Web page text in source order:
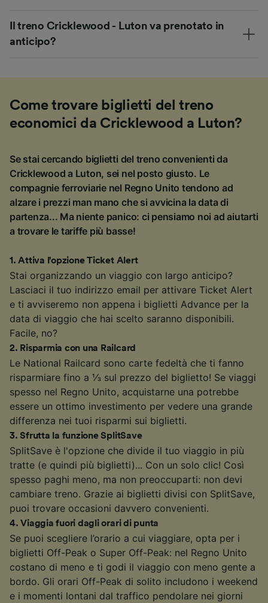
Il treno Cricklewood - Luton va prenotato in
anticipo?
Come trovare biglietti del treno
economici da Cricklewood a Luton?
Se stai cercando biglietti del treno convenienti da
Cricklewood a Luton, sei nel posto giusto. Le
compagnie ferroviarie nel Regno Unito tendono ad
alzare i prezzi man mano che si avvicina la data di
partenza... Ma niente panico: ci pensiamo noi ad aiutarti
a trovare le tariffe più basse!
1 .Attiva l'opzione Ticket Alert
Stai organizzando un viaggio con largo anticipo?
Lasciaci il tuo indirizzo email per attivare Ticket Alert
e ti avviseremo non appena i biglietti Advance per la
data di viaggio che hai scelto saranno disponibili.
Facile, no?
2. Risparmia con una Railcard
Le National Railcard sono carte fedeltà che ti fanno
risparmiare fino a ⅓ sul prezzo del biglietto! Se viaggi
spesso nel Regno Unito, acquistarne una potrebbe
essere un ottimo investimento per vedere una grande
differenza nei tuoi risparmi sui biglietti.
3.Sfrutta la funzione SplitSave
SplitSave è l'opzione che divide il tuo viaggio in più
tratte (e quindi più biglietti)... Con un solo clic! Così
spesso paghi meno, ma non preoccuparti: non devi
cambiare treno. Grazie ai biglietti divisi con SplitSave,
puoi trovare occasioni davvero convenienti.
4.Viaggia fuori dagli orari di punta
Se puoi scegliere l’orario a cui viaggiare, opta per i
biglietti Off-Peak o Super Off-Peak: nel Regno Unito
costano di meno e ti godi il viaggio con meno gente a
bordo. Gli orari Off-Peak di solito includono i weekend
e i momenti lontani dal traffico pendolare nei giorni